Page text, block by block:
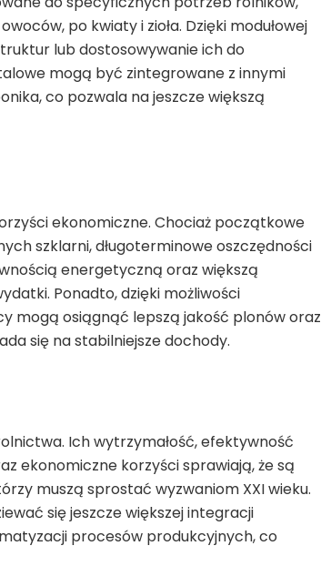
po kwiaty i zioła. Dzięki modułowej
lub dostosowywanie ich do
mogą być zintegrowane z innymi
co pozwala na jeszcze większą
ekonomiczne. Chociaż początkowe
szklarni, długoterminowe oszczędności
energetyczną oraz większą
Ponadto, dzięki możliwości
mogą osiągnąć lepszą jakość plonów oraz
się na stabilniejsze dochody.
Ich wytrzymałość, efektywność
ekonomiczne korzyści sprawiają, że są
muszą sprostać wyzwaniom XXI wieku.
się jeszcze większej integracji
procesów produkcyjnych, co